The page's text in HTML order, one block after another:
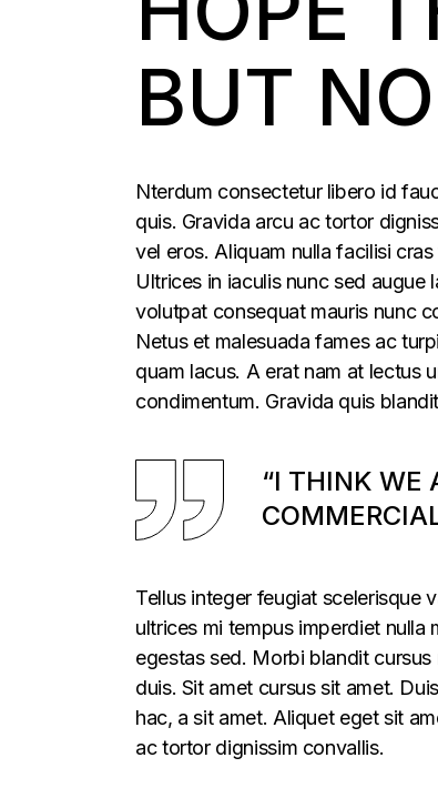
BUT NO
Nterdum consectetur libero id
quis. Gravida arcu ac tortor
vel eros. Aliquam nulla facilisi
Ultrices in iaculis nunc sed augue
volutpat consequat mauris nunc
Netus et malesuada fames ac
quam lacus. A erat nam at lectus
condimentum. Gravida quis
“I THINK WE
Tellus integer feugiat scelerisque
ultrices mi tempus imperdiet nulla
egestas sed. Morbi blandit
duis. Sit amet cursus sit amet.
hac, a sit amet. Aliquet eget sit
ac tortor dignissim convallis.